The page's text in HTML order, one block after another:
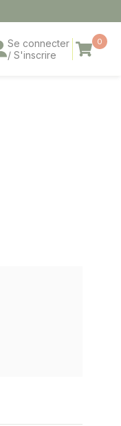
Se connecter
/ S'inscrire
0
Panier